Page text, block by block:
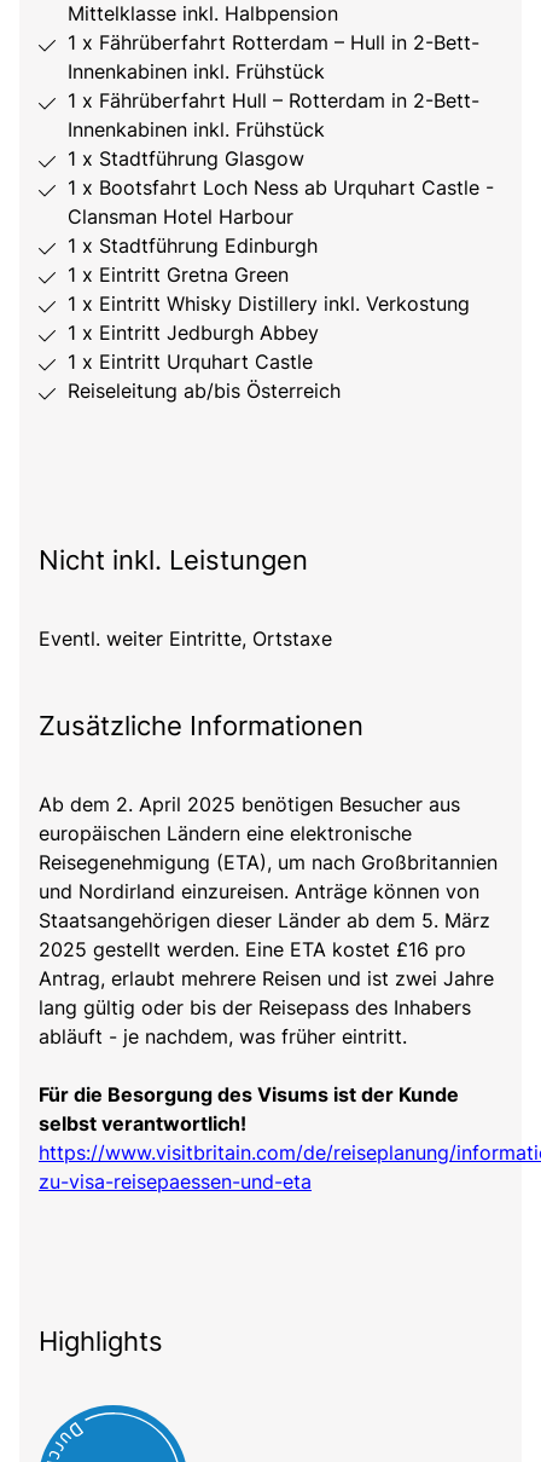
Mittelklasse inkl. Halbpension
1 x Fährüberfahrt Rotterdam – Hull in 2-Bett-
Innenkabinen inkl. Frühstück
1 x Fährüberfahrt Hull – Rotterdam in 2-Bett-
Innenkabinen inkl. Frühstück
1 x Stadtführung Glasgow
1 x Bootsfahrt Loch Ness ab Urquhart Castle -
Clansman Hotel Harbour
1 x Stadtführung Edinburgh
1 x Eintritt Gretna Green
1 x Eintritt Whisky Distillery inkl. Verkostung
1 x Eintritt Jedburgh Abbey
1 x Eintritt Urquhart Castle
Reiseleitung ab/bis Österreich
Nicht inkl. Leistungen
Eventl. weiter Eintritte, Ortstaxe
Zusätzliche Informationen
Ab dem 2. April 2025 benötigen Besucher aus
europäischen Ländern eine elektronische
Reisegenehmigung (ETA), um nach Großbritannien
und Nordirland einzureisen. Anträge können von
Staatsangehörigen dieser Länder ab dem 5. März
2025 gestellt werden. Eine ETA kostet £16 pro
Antrag, erlaubt mehrere Reisen und ist zwei Jahre
lang gültig oder bis der Reisepass des Inhabers
abläuft - je nachdem, was früher eintritt.
Für die Besorgung des Visums ist der Kunde
selbst verantwortlich!
https://www.visitbritain.com/de/reiseplanung/
zu-visa-reisepaessen-und-eta
Highlights